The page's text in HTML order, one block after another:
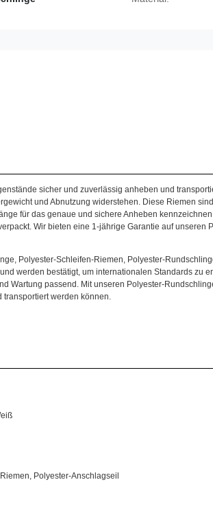
sicher und zuverlässig anheben und
und Abnutzung widerstehen. Diese Riemen
für das genaue und sichere Anheben
Wir bieten eine 1-jährige Garantie auf unseren
Polyester-Schleifen-Riemen, Polyester-
werden bestätigt, um internationalen Standards zu
Wartung passend. Mit unseren Polyester-
werden können.
Polyester-Anschlagseil